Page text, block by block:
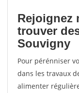
Rejoignez
trouver
Souvigny
Pour pérénniser
dans les travaux
alimenter